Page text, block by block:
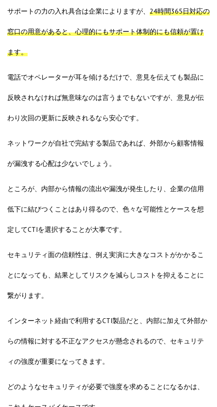
サポートの力の入れ具合は企業によりますが、 24時間365日対応の
窓口の用意があると、心理的にもサポート体制的にも信頼が置け
ます。
電話でオペレーターが耳を傾けるだけで、意見を伝えても製品に
反映されなければ無意味なのは言うまでもないですが、意見が伝
わり次回の更新に反映されるなら安心です。
ネットワークが自社で完結する製品であれば、外部から顧客情報
が漏洩する心配は少ないでしょう。
ところが、内部から情報の流出や漏洩が発生したり、企業の信用
低下に結びつくことはあり得るので、 色々な可能性とケースを想
定してCTIを選択することが大事です。
セキュリティ面の信頼性は、例え実演に大きなコストがかかるこ
とになっても、結果としてリスクを減らしコストを抑えることに
繋がります。
インターネット経由で利用するCTI製品だと、内部に加えて外部か
らの情報に対する不正なアクセスが懸念されるので、 セキュリテ
ィの強度が重要になってきます。
どのようなセキュリティが必要で強度を求めることになるかは、